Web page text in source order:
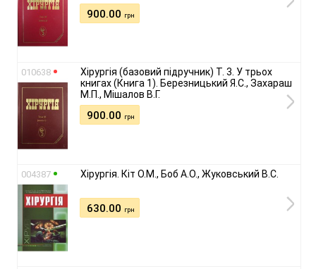
900.00 грн
010638
Хірургія (базовий підручник) Т. 3. У трьох
книгах (Книга 1). Березницький Я.С., Захараш
М.П., Мішалов В.Г.
900.00 грн
004387 Хірургія. Кіт О.М., Боб А.О., Жуковський В.С.
630.00 грн